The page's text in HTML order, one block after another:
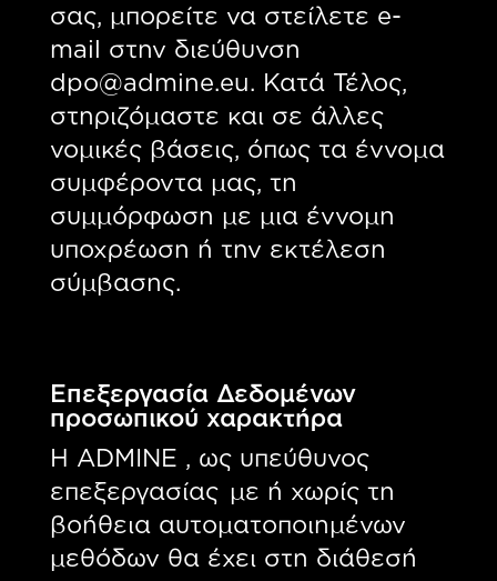
σας, μπορείτε να στείλετε e-
mail στην διεύθυνση
dpo@admine.eu. Κατά Τέλος,
στηριζόμαστε και σε άλλες
νομικές βάσεις, όπως τα έννομα
συμφέροντα μας, τη
συμμόρφωση με μια έννομη
υποχρέωση ή την εκτέλεση
σύμβασης.
Επεξεργασία Δεδομένων
προσωπικού χαρακτήρα
Η ADMINE , ως υπεύθυνος
επεξεργασίας με ή χωρίς τη
βοήθεια αυτοματοποιημένων
μεθόδων θα έχει στη διάθεσή